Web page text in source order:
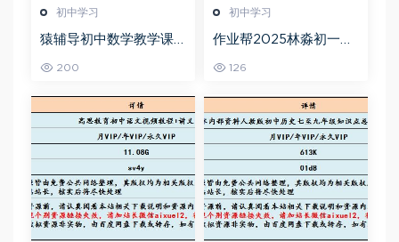
初中学习
猿辅导初中数学教学课
35G百度网盘资源打包下
载
200
初中学习
作业帮2025林淼初一英
126